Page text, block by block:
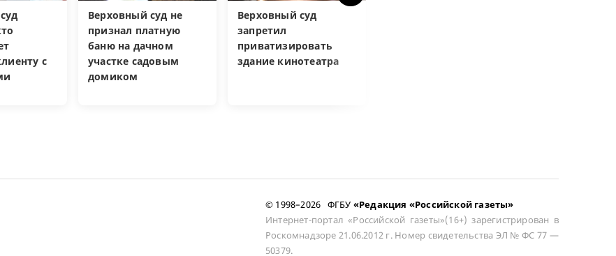
с
Верховный суд не
признал платную
баню на дачном
участке садовым
домиком
Верховный суд
запретил
приватизировать
здание кинотеатра
© 1998–2026 ФГБУ «Редакция «Российской газеты»
Интернет-портал «Российской газеты»(16+) зарегистрирован в
Роскомнадзоре 21.06.2012 г. Номер свидетельства ЭЛ № ФС 77 —
50379.